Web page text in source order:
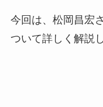
今回は、松岡昌宏
ついて詳しく解説